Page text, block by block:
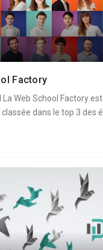
Factory
La Web School Factory
dans le top 3 des